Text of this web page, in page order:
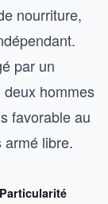
nourriture,
par un
deux hommes
favorable au
armé libre.
Particularité